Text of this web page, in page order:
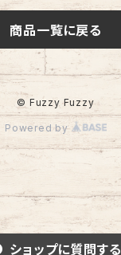
ショップに質問する
商品一覧に戻る
© Fuzzy Fuzzy
Powered by